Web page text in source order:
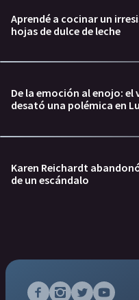
Aprendé a cocinar un
hojas de dulce de leche
De la emoción al enojo: el
desató una polémica en
Karen Reichardt
de un escándalo